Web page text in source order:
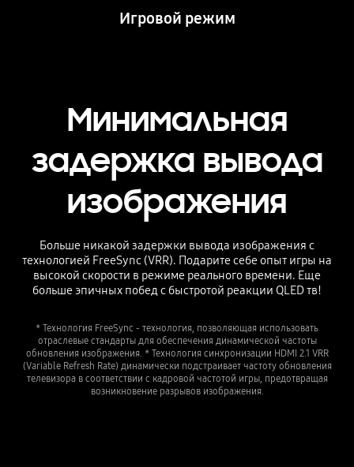
Игровой режим
Минимальная
задержка вывода
изображения
Больше никакой задержки вывода изображения с
технологией FreeSync (VRR). Подарите себе опыт игры на
высокой скорости в режиме реального времени. Еще
больше эпичных побед с быстротой реакции QLED тв!
* Технология FreeSync - технология, позволяющая использовать
отраслевые стандарты для обеспечения динамической частоты
обновления изображения. * Технология синхронизации HDMI 2.1 VRR
(Variable Refresh Rate) динамически подстраивает частоту обновления
телевизора в соответствии с кадровой частотой игры, предотвращая
возникновение разрывов изображения.